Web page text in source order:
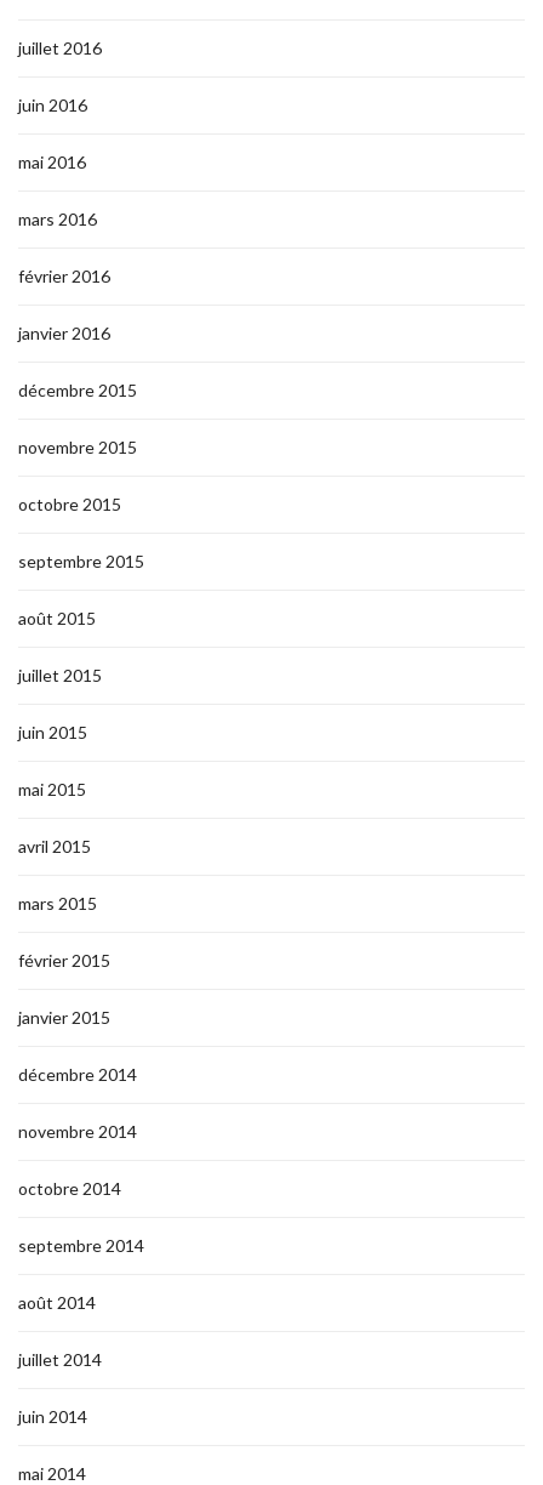
juillet 2016
juin 2016
mai 2016
mars 2016
février 2016
janvier 2016
décembre 2015
novembre 2015
octobre 2015
septembre 2015
août 2015
juillet 2015
juin 2015
mai 2015
avril 2015
mars 2015
février 2015
janvier 2015
décembre 2014
novembre 2014
octobre 2014
septembre 2014
août 2014
juillet 2014
juin 2014
mai 2014